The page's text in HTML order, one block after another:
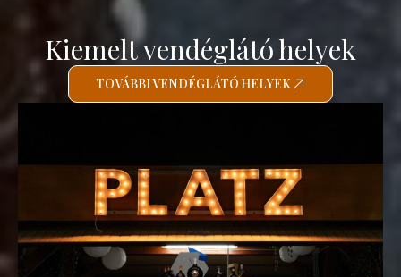
Kiemelt vendéglátó helyek
TOVÁBBI VENDÉGLÁTÓ HELYEK